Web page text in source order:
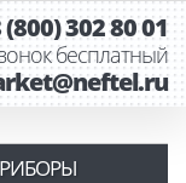
(800) 302 80 01
бесплатный